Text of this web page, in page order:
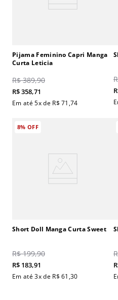
Pijama Feminino Capri Manga
Curta Leticia
R$ 389,90
R$358,71
Em até5x de R$ 71 ,74
8% OFF
Short Doll Manga Curta Sweet
R$ 199,90
R$ 183,91
Em até3x de R$ 61 ,30